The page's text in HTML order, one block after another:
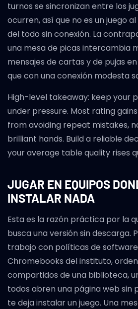
turnos se sincronizan entre los
ocurren, así que no es un juego
del todo sin conexión. La
una mesa de picas intercambia
mensajes de cartas y de pujas
que con una conexión modesta
High-level takeaway: keep your
under pressure. Most rating
from avoiding repeat mistakes,
brilliant hands. Build a reliable
your average table quality rises
JUGAR EN EQUIPOS
INSTALAR NADA
Esta es la razón práctica por la
busca una versión sin descarga.
trabajo con políticas de
Chromebooks del instituto,
compartidos de una biblioteca,
todos abren una página web sin
te deja instalar un juego. Una